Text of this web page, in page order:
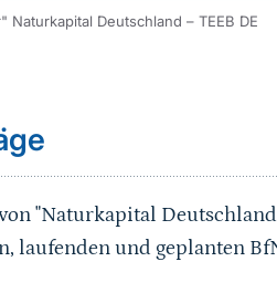
Naturkapital Deutschland – TEEB DE
"Naturkapital Deutschland
laufenden und geplanten